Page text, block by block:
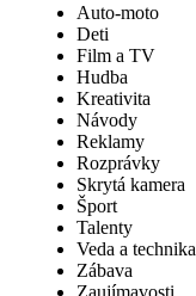
Auto-moto
Deti
Film a TV
Hudba
Kreativita
Návody
Reklamy
Rozprávky
Skrytá kamera
Šport
Talenty
Veda a technika
Zábava
Zaujímavosti